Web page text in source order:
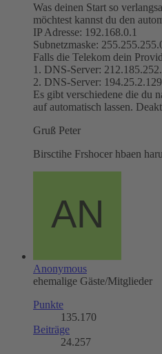
Was deinen Start so
möchtest kannst du den
IP Adresse: 192.168.0.1
Subnetzmaske:
Falls die Telekom dein
1. DNS-Server:
2. DNS-Server: 194.25.2.129
Es gibt verschiedene die du
auf automatisch lassen.
Gruß Peter
Birsctihe Frshocer hbaen
Anonymous
ehemalige Gäste/Mitglieder
Punkte
135.170
Beiträge
24.257